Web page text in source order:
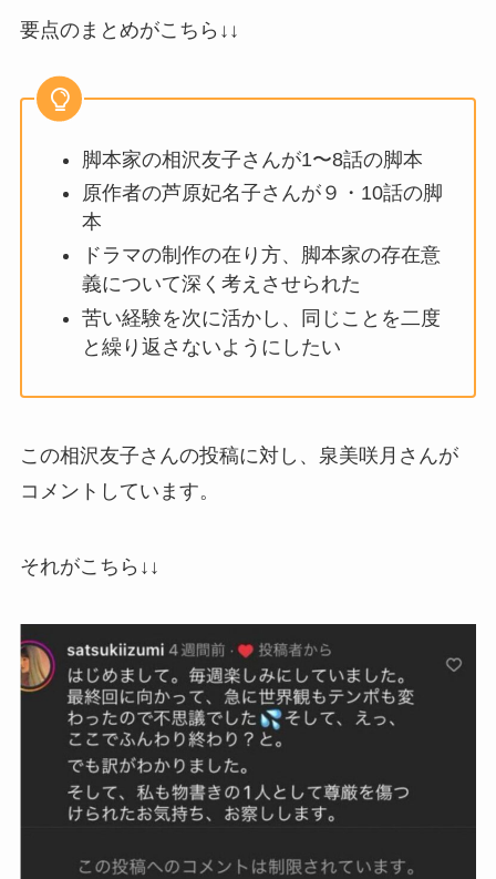
要点のまとめがこちら↓↓
脚本家の相沢友子さんが1〜8話の脚本
原作者の芦原妃名子さんが９・10話の脚
本
ドラマの制作の在り方、脚本家の存在意
義について深く考えさせられた
苦い経験を次に活かし、同じことを二度
と繰り返さないようにしたい
この相沢友子さんの投稿に対し、泉美咲月さんが
コメントしています。
それがこちら↓↓